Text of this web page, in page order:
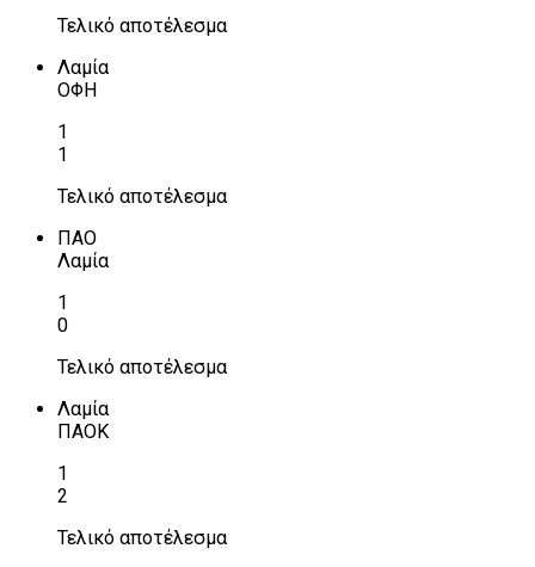
Τελικό αποτέλεσμα
Λαμία
ΟΦΗ
1
1
Τελικό αποτέλεσμα
ΠΑΟ
Λαμία
1
0
Τελικό αποτέλεσμα
Λαμία
ΠΑΟΚ
1
2
Τελικό αποτέλεσμα